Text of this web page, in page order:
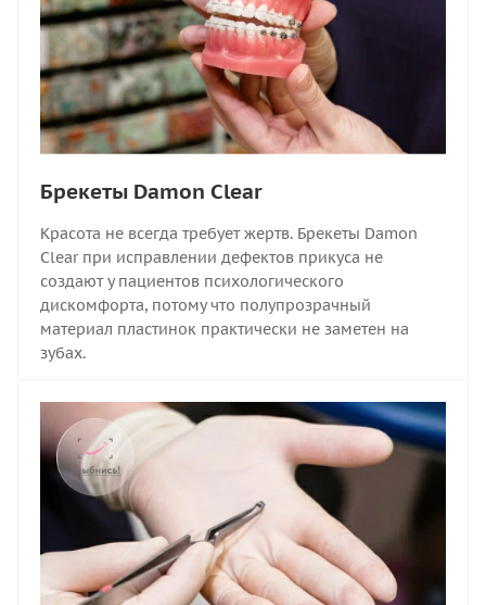
Брекеты Damon Clear
Красота не всегда требует жертв. Брекеты Damon
Clear при исправлении дефектов прикуса не
создают у пациентов психологического
дискомфорта, потому что полупрозрачный
материал пластинок практически не заметен на
зубах.